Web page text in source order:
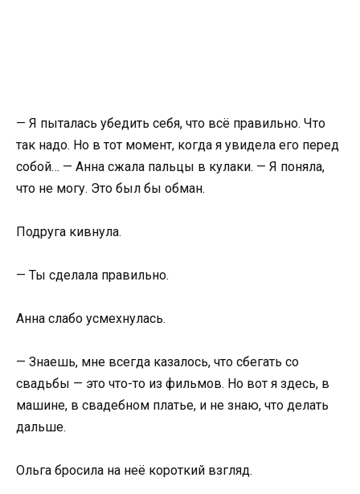
— Я пыталась убедить себя, что всё правильно. Что
так надо. Но в тот момент, когда я увидела его перед
собой… — Анна сжала пальцы в кулаки. — Я поняла,
что не могу. Это был бы обман.
Подруга кивнула.
— Ты сделала правильно.
Анна слабо усмехнулась.
— Знаешь, мне всегда казалось, что сбегать со
свадьбы — это что-то из фильмов. Но вот я здесь, в
машине, в свадебном платье, и не знаю, что делать
дальше.
Ольга бросила на неё короткий взгляд.